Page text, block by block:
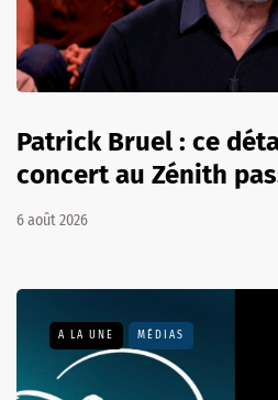
Patrick Bruel : ce
concert au Zénith
6 août 2026
A LA UNE MÉDIAS